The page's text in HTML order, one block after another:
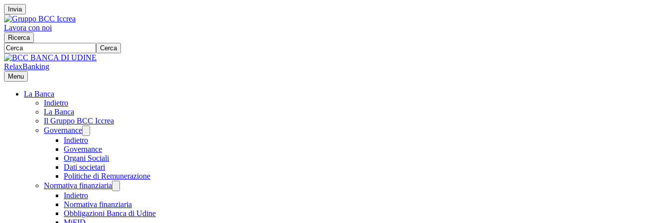
Invia
Lavora con noi
Ricerca
Cerca
RelaxBanking
Menu
La Banca
Indietro
La Banca
Il Gruppo BCC Iccrea
Governance
Indietro
Governance
Organi Sociali
Dati societari
Politiche di Remunerazione
Normativa finanziaria
Indietro
Normativa finanziaria
Obbligazioni Banca di Udine